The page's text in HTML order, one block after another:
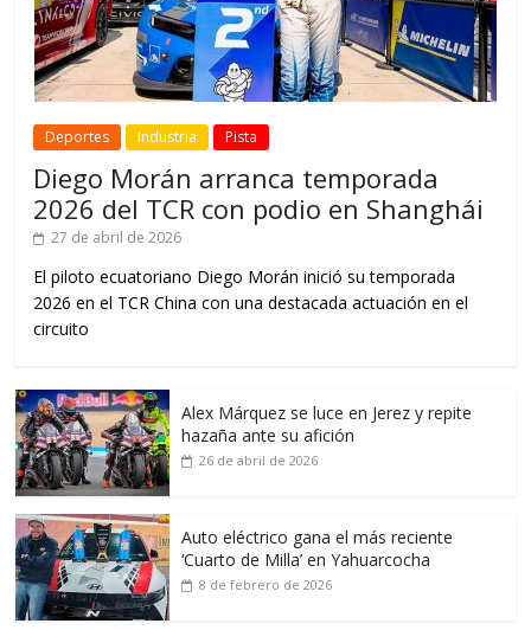
Deportes Industria Pista
Diego Morán arranca temporada
2026 del TCR con podio en Shanghái
27 de abril de 2026
El piloto ecuatoriano Diego Morán inició su temporada
2026 en el TCR China con una destacada actuación en el
circuito
Alex Márquez se luce en Jerez y repite
hazaña ante su afición
26 de abril de 2026
Auto eléctrico gana el más reciente
‘Cuarto de Milla’ en Yahuarcocha
8 de febrero de 2026